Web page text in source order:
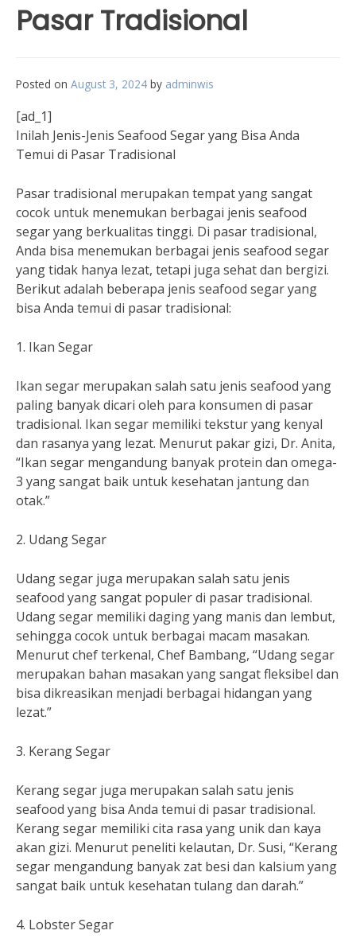
Pasar Tradisional
Posted on August 3, 2024 by adminwis
[ad_1]
Inilah Jenis-Jenis Seafood Segar yang Bisa Anda
Temui di Pasar Tradisional
Pasar tradisional merupakan tempat yang sangat
cocok untuk menemukan berbagai jenis seafood
segar yang berkualitas tinggi. Di pasar tradisional,
Anda bisa menemukan berbagai jenis seafood segar
yang tidak hanya lezat, tetapi juga sehat dan bergizi.
Berikut adalah beberapa jenis seafood segar yang
bisa Anda temui di pasar tradisional:
1. Ikan Segar
Ikan segar merupakan salah satu jenis seafood yang
paling banyak dicari oleh para konsumen di pasar
tradisional. Ikan segar memiliki tekstur yang kenyal
dan rasanya yang lezat. Menurut pakar gizi, Dr. Anita,
“Ikan segar mengandung banyak protein dan omega-
3 yang sangat baik untuk kesehatan jantung dan
otak.”
2. Udang Segar
Udang segar juga merupakan salah satu jenis
seafood yang sangat populer di pasar tradisional.
Udang segar memiliki daging yang manis dan lembut,
sehingga cocok untuk berbagai macam masakan.
Menurut chef terkenal, Chef Bambang, “Udang segar
merupakan bahan masakan yang sangat fleksibel dan
bisa dikreasikan menjadi berbagai hidangan yang
lezat.”
3. Kerang Segar
Kerang segar juga merupakan salah satu jenis
seafood yang bisa Anda temui di pasar tradisional.
Kerang segar memiliki cita rasa yang unik dan kaya
akan gizi. Menurut peneliti kelautan, Dr. Susi, “Kerang
segar mengandung banyak zat besi dan kalsium yang
sangat baik untuk kesehatan tulang dan darah.”
4. Lobster Segar